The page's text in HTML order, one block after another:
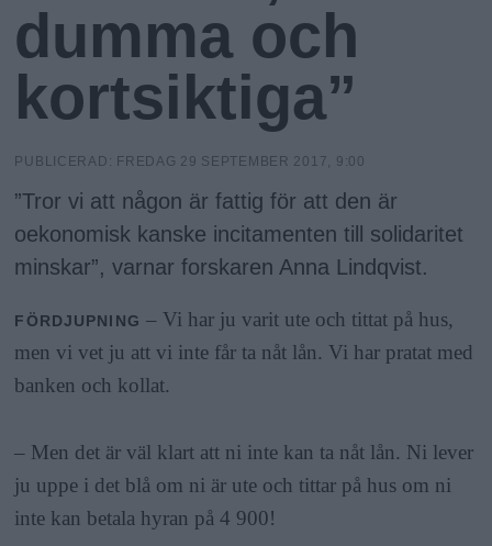
h
o
l
m
s
F
i
e
n
y
dumma och
kortsiktiga”
PUBLICERAD: FREDAG 29 SEPTEMBER 2017, 9:00
”Tror vi att någon är fattig för att den är
oekonomisk kanske incitamenten till solidaritet
minskar”, varnar forskaren Anna Lindqvist.
FÖRDJUPNING – Vi har ju varit ute och tittat på hus,
men vi vet ju att vi inte får ta nåt lån. Vi har pratat med
banken och kollat.
– Men det är väl klart att ni inte kan ta nåt lån. Ni lever
ju uppe i det blå om ni är ute och tittar på hus om ni
inte kan betala hyran på 4 900!